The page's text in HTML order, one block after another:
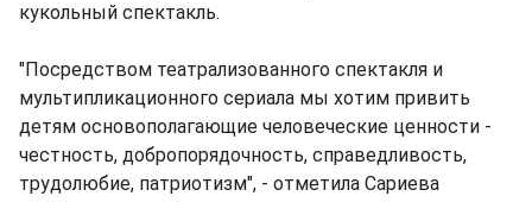
кукольный спектакль.
"Посредством театрализованного спектакля и
мультипликационного сериала мы хотим привить
детям основополагающие человеческие ценности -
честность, добропорядочность, справедливость,
трудолюбие, патриотизм", - отметила Сариева